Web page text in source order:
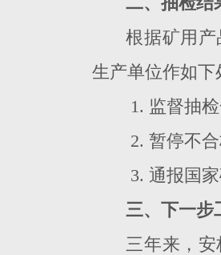
根据矿用
生产单位作如下
1. 监督抽
2. 暂停不
3. 通报国
三、下一步
三年来，